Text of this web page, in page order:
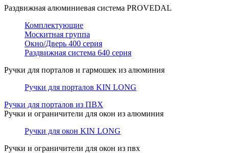
Раздвижная алюминиевая система PROVEDAL
Комплектующие
Москитная группа
Окно/Дверь 400 серия
Раздвижная система 640 серия
Ручки для порталов и гармошек из алюминия
Ручки для порталов KIN LONG
Ручки для порталов из ПВХ
Ручки и ограничители для окон из алюминия
Ручки для окон KIN LONG
Ручки и ограничители для окон из пвх